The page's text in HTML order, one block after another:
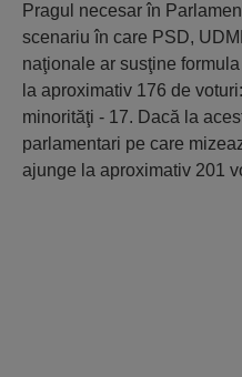
Pragul necesar în
scenariu în care PSD,
naţionale ar susţine
la aproximativ 176 de
minorităţi - 17. Dacă la
parlamentari pe care
ajunge la aproximativ 201